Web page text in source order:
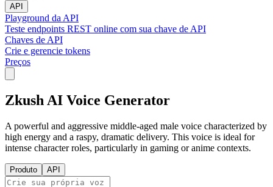
API
Playground da API
Teste endpoints REST online com sua chave de API
Chaves de API
Crie e gerencie tokens
Preços
Zkush AI Voice Generator
A powerful and aggressive middle-aged male voice characterized by
high energy and a raspy, dramatic delivery. This voice is ideal for
intense character roles, particularly in gaming or anime contexts.
Produto API